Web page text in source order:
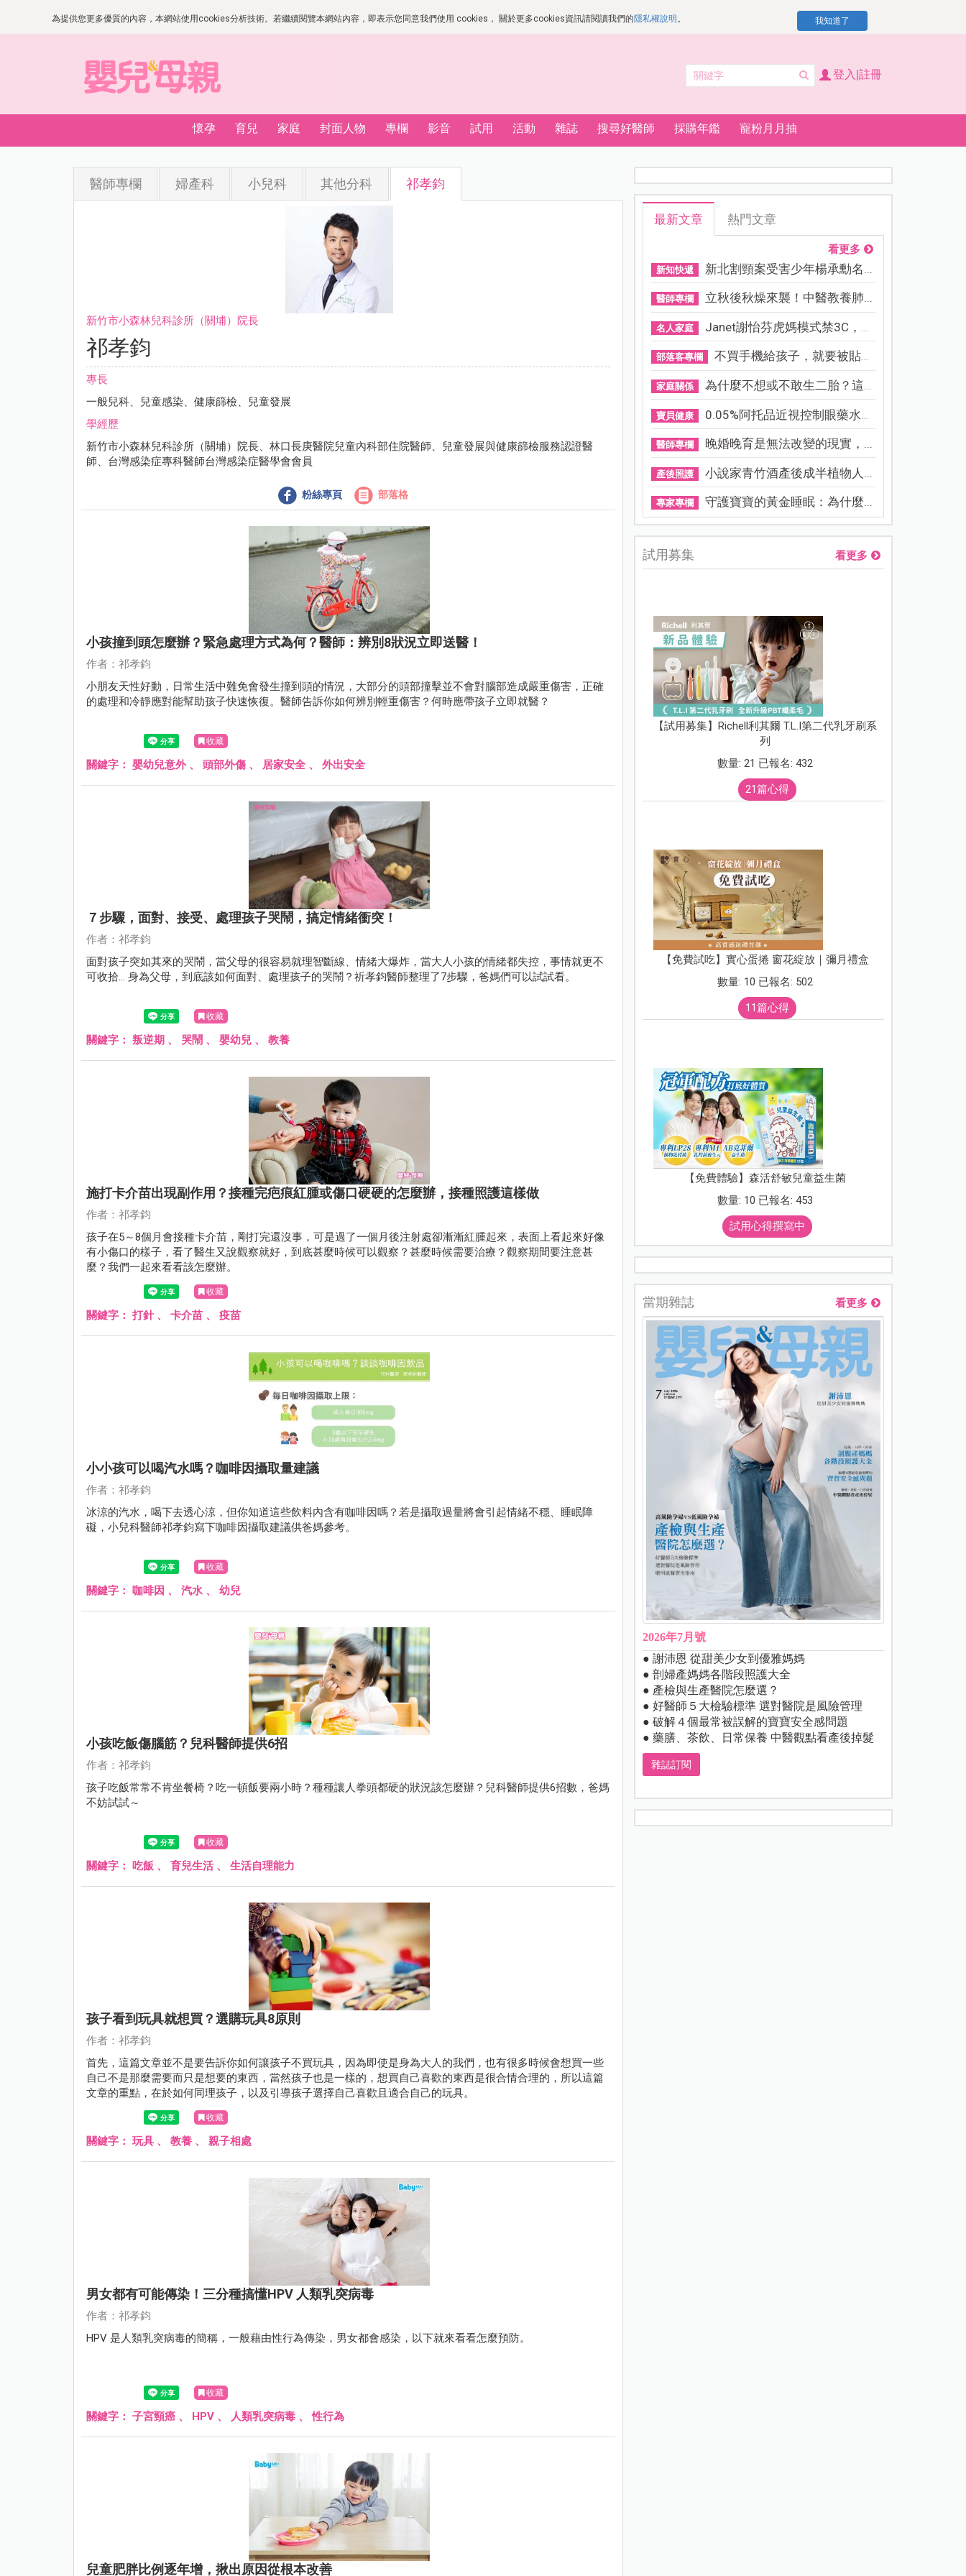
為提供您更多優質的內容，本網站使用cookies分析技術。若繼續閱覽本網站內容，即表示您同意我們使用 cookies， 關於更多cookies資訊請閱讀我們的隱私權說明 。 我知道了
登入|註冊
懷孕 育兒 家庭 封面人物 專欄 影音 試用 活動 雜誌 搜尋好醫師 採購年鑑 寵粉月月抽
醫師專欄 婦產科 小兒科 其他分科 祁孝鈞
新竹市小森林兒科診所（關埔）院長
祁孝鈞
專長
一般兒科、兒童感染、健康篩檢、兒童發展
學經歷
新竹市小森林兒科診所（關埔）院長、林口長庚醫院兒童內科部住院醫師、兒童發展與健康篩檢服務認證醫
師、台灣感染症專科醫師台灣感染症醫學會會員
粉絲專頁 部落格
小孩撞到頭怎麼辦？緊急處理方式為何？醫師：辨別8狀況立即送醫！
作者：祁孝鈞
小朋友天性好動，日常生活中難免會發生撞到頭的情況，大部分的頭部撞擊並不會對腦部造成嚴重傷害，正確
的處理和冷靜應對能幫助孩子快速恢復。醫師告訴你如何辨別輕重傷害？何時應帶孩子立即就醫？
收藏
關鍵字： 嬰幼兒意外、 頭部外傷 、 居家安全 、 外出安全
７步驟，面對、接受、處理孩子哭鬧，搞定情緒衝突！
作者：祁孝鈞
面對孩子突如其來的哭鬧，當父母的很容易就理智斷線、情緒大爆炸，當大人小孩的情緒都失控，事情就更不
可收拾... 身為父母，到底該如何面對、處理孩子的哭鬧？祈孝鈞醫師整理了7步驟，爸媽們可以試試看。
收藏
關鍵字： 叛逆期 、 哭鬧 、 嬰幼兒 、 教養
施打卡介苗出現副作用？接種完疤痕紅腫或傷口硬硬的怎麼辦，接種照護這樣做
作者：祁孝鈞
孩子在5～8個月會接種卡介苗，剛打完還沒事，可是過了一個月後注射處卻漸漸紅腫起來，表面上看起來好像
有小傷口的樣子，看了醫生又說觀察就好，到底甚麼時候可以觀察？甚麼時候需要治療？觀察期間要注意甚
麼？我們一起來看看該怎麼辦。
收藏
關鍵字： 打針 、 卡介苗 、 疫苗
小小孩可以喝汽水嗎？咖啡因攝取量建議
作者：祁孝鈞
冰涼的汽水，喝下去透心涼，但你知道這些飲料內含有咖啡因嗎？若是攝取過量將會引起情緒不穩、睡眠障
礙，小兒科醫師祁孝鈞寫下咖啡因攝取建議供爸媽參考。
收藏
關鍵字： 咖啡因 、 汽水 、 幼兒
小孩吃飯傷腦筋？兒科醫師提供6招
作者：祁孝鈞
孩子吃飯常常不肯坐餐椅？吃一頓飯要兩小時？種種讓人拳頭都硬的狀況該怎麼辦？兒科醫師提供6招數，爸媽
不妨試試～
收藏
關鍵字： 吃飯 、 育兒生活、 生活自理能力
孩子看到玩具就想買？選購玩具8原則
作者：祁孝鈞
首先，這篇文章並不是要告訴你如何讓孩子不買玩具，因為即使是身為大人的我們，也有很多時候會想買一些
自己不是那麼需要而只是想要的東西，當然孩子也是一樣的，想買自己喜歡的東西是很合情合理的，所以這篇
文章的重點，在於如何同理孩子，以及引導孩子選擇自己喜歡且適合自己的玩具。
收藏
關鍵字： 玩具 、 教養 、 親子相處
男女都有可能傳染！三分種搞懂HPV 人類乳突病毒
作者：祁孝鈞
HPV 是人類乳突病毒的簡稱，一般藉由性行為傳染，男女都會感染，以下就來看看怎麼預防。
收藏
關鍵字： 子宮頸癌 、 HPV 、 人類乳突病毒 、性行為
兒童肥胖比例逐年增，揪出原因從根本改善
最新文章 熱門文章
看更多
新知快遞 新北割頸案受害少年楊承勳名...
醫師專欄 立秋後秋燥來襲！中醫教養肺...
名人家庭 Janet謝怡芬虎媽模式禁3C，看...
部落客專欄 不買手機給孩子，就要被貼「...
家庭關係 為什麼不想或不敢生二胎？這8...
寶貝健康 0.05%阿托品近視控制眼藥水納...
醫師專欄 晚婚晚育是無法改變的現實，...
產後照護 小說家青竹酒產後成半植物人...
專家專欄 守護寶寶的黃金睡眠：為什麼...
試用募集 看更多
【試用募集】Richell利其爾 T.L.I第二代乳牙刷系
列
數量: 21 已報名: 432
21篇心得
【免費試吃】實心蛋捲 窗花綻放｜彌月禮盒
數量: 10 已報名: 502
11篇心得
【免費體驗】森活舒敏兒童益生菌
數量: 10 已報名: 453
試用心得撰寫中
當期雜誌 看更多
2026年7月號
● 謝沛恩 從甜美少女到優雅媽媽
● 剖婦產媽媽各階段照護大全
● 產檢與生產醫院怎麼選？
● 好醫師５大檢驗標準 選對醫院是風險管理
● 破解４個最常被誤解的寶寶安全感問題
● 藥膳、茶飲、日常保養 中醫觀點看產後掉髮
雜誌訂閱